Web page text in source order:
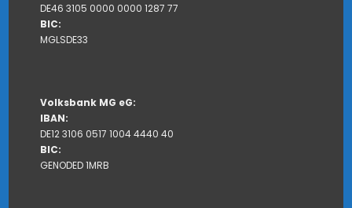
DE46 3105 0000 0000 1287 77
BIC:
MGLSDE33
Volksbank MG eG:
IBAN:
DE12 3106 0517 1004 4440 40
BIC:
GENODED 1MRB